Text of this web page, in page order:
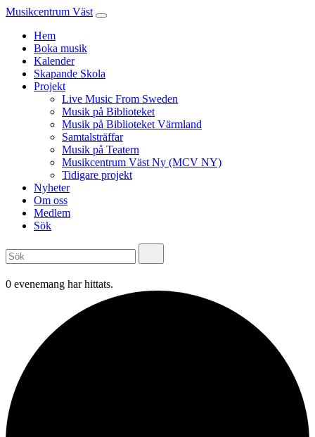
Musikcentrum Väst
Hem
Boka musik
Kalender
Skapande Skola
Projekt
Live Music From Sweden
Musik på Biblioteket
Musik på Biblioteket Värmland
Samtalsträffar
Musik på Teatern
Musikcentrum Väst Ny (MCV NY)
Tidigare projekt
Nyheter
Om oss
Medlem
Sök
0 evenemang har hittats.